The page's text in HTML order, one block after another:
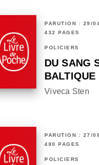
PARUTION : 29/
432 PAGES
POLICIERS
DU SANG
BALTIQUE
Viveca Sten
PARUTION : 27/
480 PAGES
POLICIERS